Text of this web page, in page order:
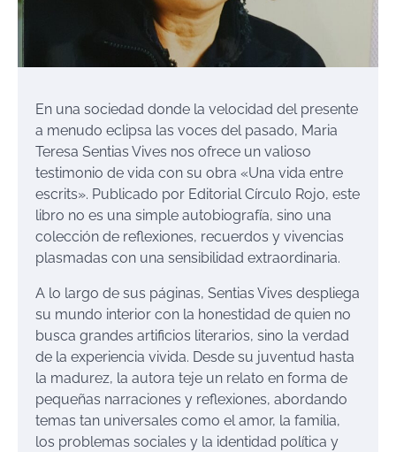
En una sociedad donde la velocidad del presente
a menudo eclipsa las voces del pasado, Maria
Teresa Sentias Vives nos ofrece un valioso
testimonio de vida con su obra «Una vida entre
escrits». Publicado por Editorial Círculo Rojo, este
libro no es una simple autobiografía, sino una
colección de reflexiones, recuerdos y vivencias
plasmadas con una sensibilidad extraordinaria.
A lo largo de sus páginas, Sentias Vives despliega
su mundo interior con la honestidad de quien no
busca grandes artificios literarios, sino la verdad
de la experiencia vivida. Desde su juventud hasta
la madurez, la autora teje un relato en forma de
pequeñas narraciones y reflexiones, abordando
temas tan universales como el amor, la familia,
los problemas sociales y la identidad política y